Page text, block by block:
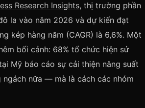
Research Insights, thị trường phần
la vào năm 2026 và dự kiến đạt
kép hàng năm (CAGR) là 6,6%. Một
bối cảnh: 68% tổ chức hiện sử
Mỹ báo cáo sự cải thiện năng suất
nữa — mà là cách các nhóm